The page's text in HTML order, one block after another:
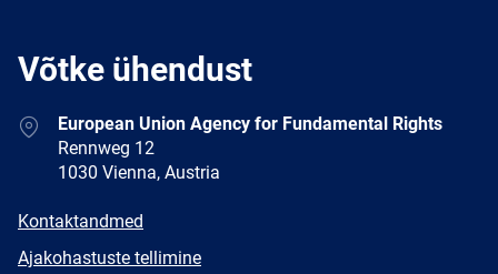
Võtke ühendust
AddressEuropean Union Agency for Fundamental Rights
Rennweg 12
1030 Vienna, Austria
E-
Kontaktandmed
Newsletter
Ajakohastuste tellimine